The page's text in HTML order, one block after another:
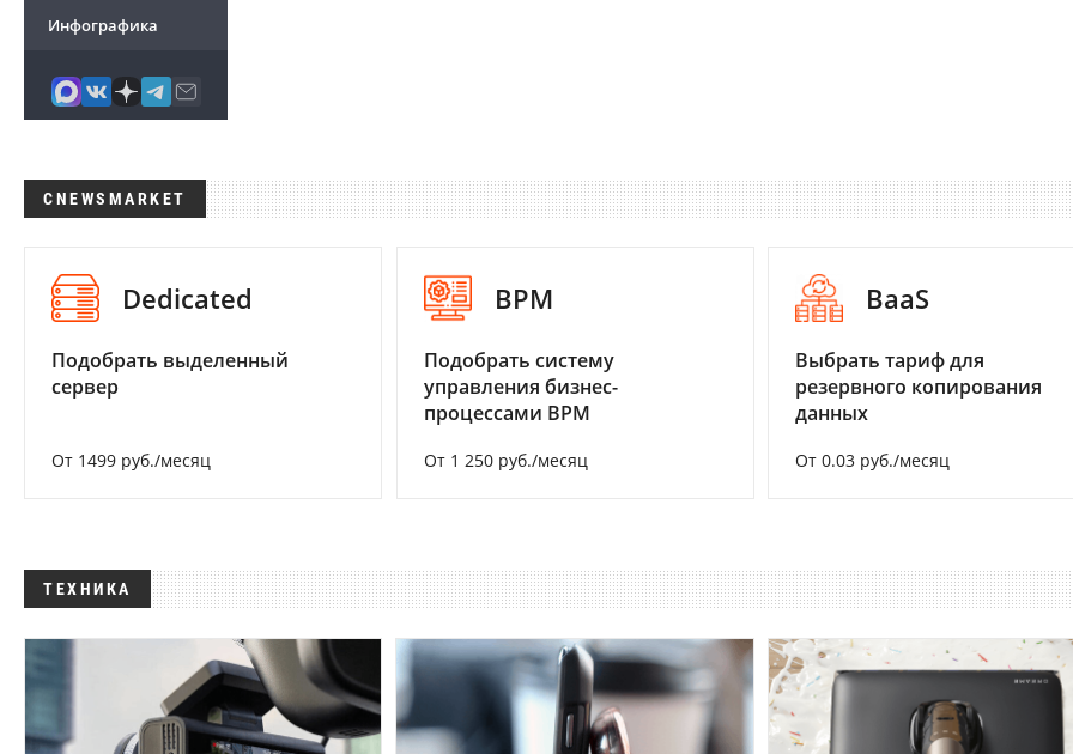
Инфографика
CNEWSMARKET
Dedicated
Подобрать выделенный
сервер
От 1499 руб./месяц
BPM
Подобрать систему
управления бизнес-
процессами BPM
От 1 250 руб./месяц
BaaS
Выбрать тариф для
резервного копирования
данных
От 0.03 руб./месяц
ТЕХНИКА